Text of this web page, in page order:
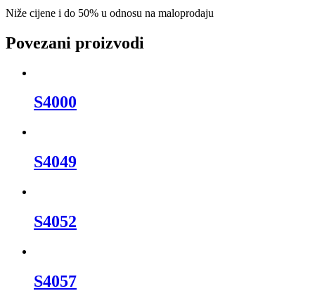
Niže cijene i do 50% u odnosu na maloprodaju
Povezani proizvodi
S4000
S4049
S4052
S4057